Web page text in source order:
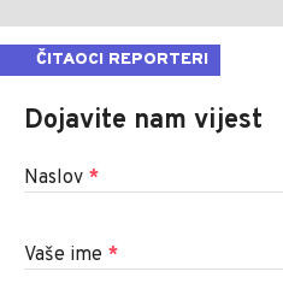
ČITAOCI REPORTERI
Dojavite nam vijest
Naslov *
Vaše ime *